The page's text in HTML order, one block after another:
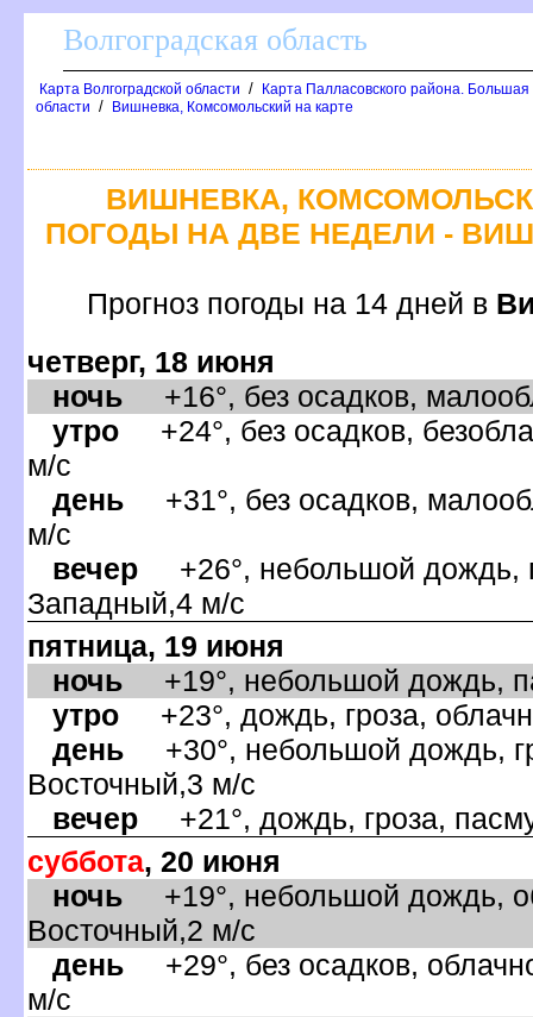
олгоградская область
Карта Волгоградской области /
Карта Палласовского района.
области / ишневка, Комсомольский на карте
ИШНЕВКА,
ПОГОДЫ НА ДВЕ НЕДЕЛИ -
Прогноз погоды на 14 дней
четверг, 18 июня
ночь +16°, без осадков,
утро +24°, без осадков,
м/с
день +31°, без осадков,
м/с
ечер +26°, небольшой дождь,
Западный,4 м/с
пятница, 19 июня
ночь +19°, небольшой дождь,
утро +23°, дождь, гроза,
день +30°, небольшой дождь,
осточный,3 м/с
ечер +21°, дождь, гроза,
суббота, 20 июня
ночь +19°, небольшой дождь,
осточный,2 м/с
день +29°, без осадков,
м/с